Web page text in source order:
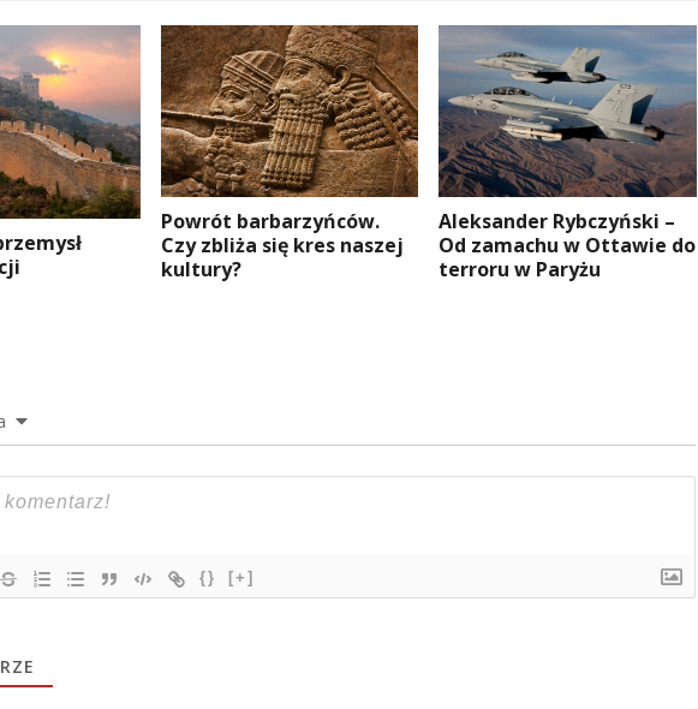
Powrót barbarzyńców.
Czy zbliża się kres naszej
kultury?
Aleksander Rybczyński –
Od zamachu w Ottawie do
terroru w Paryżu
{} [+]